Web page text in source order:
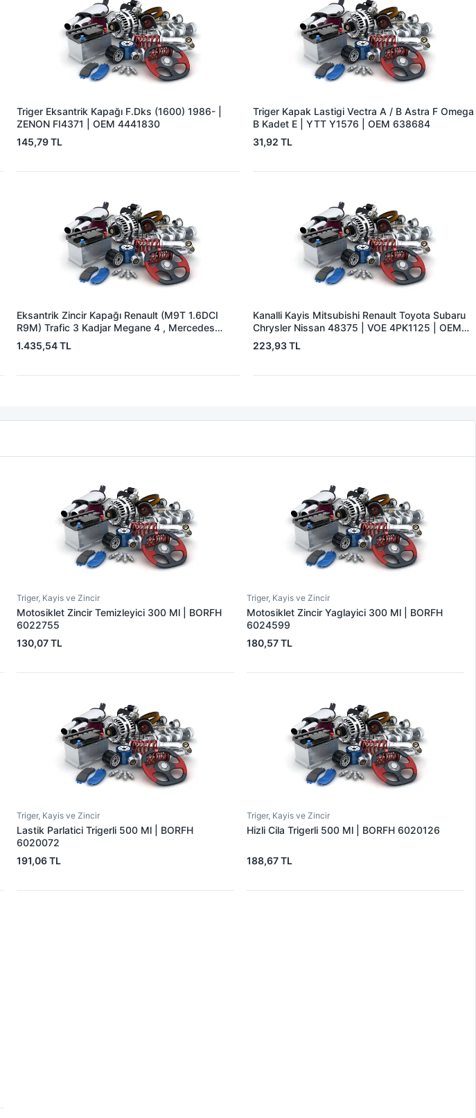
Triger Eksantrik Kapağı F.Dks (1600) 1986- |
ZENON FI4371 | OEM 4441830
145,79 TL
Triger Kapak Lastigi Vectra A / B Astra F Omega
B Kadet E | YTT Y1576 | OEM 638684
31,92 TL
Eksantrik Zincir Kapağı Renault (M9T 1.6DCI
R9M) Trafic 3 Kadjar Megane 4 , Mercedes
(OM622, OM626) C-Class W205 14> Vito
W447 14> | WAGENBURG 16021208 | OEM
1.435,54 TL
Kanalli Kayis Mitsubishi Renault Toyota Subaru
Chrysler Nissan 48375 | VOE 4PK1125 | OEM
04668249AB
223,93 TL
Triger, Kayis ve Zincir
Motosiklet Zincir Temizleyici 300 Ml | BORFH
6022755
130,07 TL
Triger, Kayis ve Zincir
Motosiklet Zincir Yaglayici 300 Ml | BORFH
6024599
180,57 TL
Triger, Kayis ve Zincir
Lastik Parlatici Trigerli 500 Ml | BORFH
6020072
191,06 TL
Triger, Kayis ve Zincir
Hizli Cila Trigerli 500 Ml | BORFH 6020126
188,67 TL